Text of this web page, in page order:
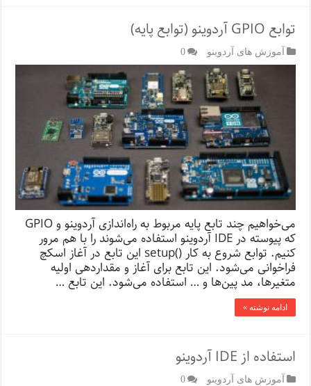
توابع GPIO آردوینو (توابع پایه)
آموزش های آردوینو 0
می‌خواهیم چند تابع پایه مربوط به راه‌اندازی آردوینو و GPIO
که پیوسته در IDE آردوینو استفاده می‌شوند را با هم مرور
کنیم. توابع شروع به کار ()setup این تابع در آغاز اسکچ
فراخوانی می‌شود. این تابع برای آغاز و مقداردهی اولیه
متغیرها، مد پین‌ها و … استفاده می‌شود. این تابع …
ادامه نوشته »
استفاده از IDE آردوینو
آموزش های آردوینو 0